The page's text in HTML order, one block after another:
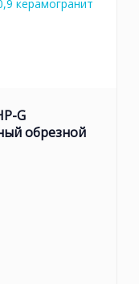
G
обрезной